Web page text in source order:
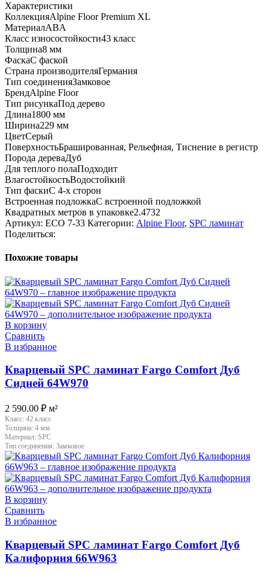
ABA
Дуб
Белёный
Характеристики
КоллекцияAlpine Floor Premium XL
МатериалABA
Класс износостойкости43 класс
Толщина8 мм
ФаскаС фаской
Страна производителяГермания
Тип соединенияЗамковое
БрендAlpine Floor
Тип рисункаПод дерево
Длина1800 мм
Ширина229 мм
ЦветСерый
ПоверхностьБрашированная, Рельефная, Тиснение в регистр
Порода дереваДуб
Для теплого полаПодходит
ВлагостойкостьВодостойкий
Тип фаскиС 4-х сторон
Встроенная подложкаC встроенной подложкой
Квадратных метров в упаковке2.4732
Артикул: ECO 7-33 Категории: Alpine Floor, SPC ламинат
Поделиться:
Похожие товары
В корзину
Сравнить
В избранное
Кварцевый SPC ламинат Fargo Comfort Дуб
Сидней 64W970
2 590.00 ₽ м²
Класс: 42 класс
Толщина: 4 мм
Материал: SPC
Тип соединения: Замковое
В корзину
Сравнить
В избранное
Кварцевый SPC ламинат Fargo Comfort Дуб
Калифорния 66W963